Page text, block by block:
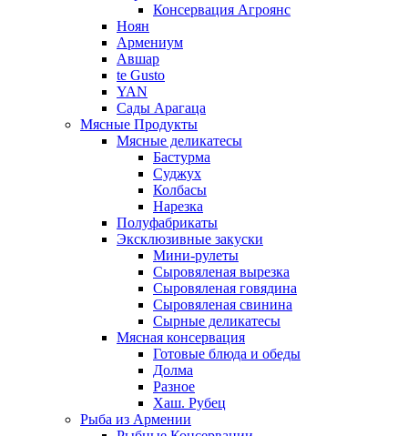
Консервация Агроянс
Ноян
Армениум
Авшар
te Gusto
YAN
Сады Арагаца
Мясные Продукты
Мясные деликатесы
Бастурма
Суджух
Колбасы
Нарезка
Полуфабрикаты
Эксклюзивные закуски
Мини-рулеты
Сыровяленая вырезка
Сыровяленая говядина
Сыровяленая свинина
Сырные деликатесы
Мясная консервация
Готовые блюда и обеды
Долма
Разное
Хаш. Рубец
Рыба из Армении